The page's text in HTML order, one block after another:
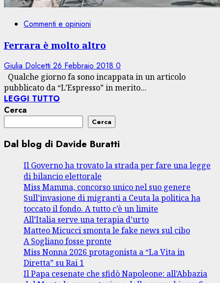
Commenti e opinioni
Ferrara è molto altro
Giulia Dolcetti 26 Febbraio 2018 0
Qualche giorno fa sono incappata in un articolo
pubblicato da “L’Espresso” in merito...
LEGGI TUTTO
Cerca
Cerca
Dal blog di Davide Buratti
Il Governo ha trovato la strada per fare una legge
di bilancio elettorale
Miss Mamma, concorso unico nel suo genere
Sull’invasione di migranti a Ceuta la politica ha
toccato il fondo. A tutto c’è un limite
All’Italia serve una terapia d’urto
Matteo Micucci smonta le fake news sul cibo
A Sogliano fosse pronte
Miss Nonna 2026 protagonista a “La Vita in
Diretta” su Rai 1
Il Papa cesenate che sfidò Napoleone: all’Abbazia